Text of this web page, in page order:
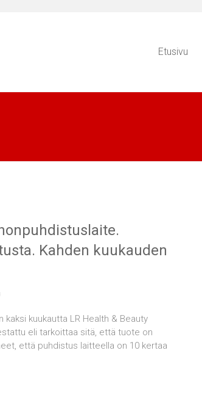
Etusivu
Kahden kuukauden
kaksi kuukautta LR Health & Beauty
eli tarkoittaa sitä, että tuote on
että puhdistus laitteella on 10 kertaa